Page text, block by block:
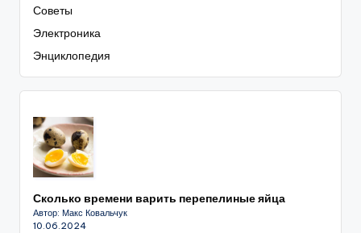
Советы
Электроника
Энциклопедия
Сколько времени варить перепелиные яйца
Автор: Макс Ковальчук
10.06.2024